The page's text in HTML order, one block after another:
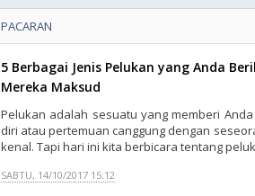
PACARAN
5 Berbagai Jenis Pelukan yang Anda
Mereka Maksud
Pelukan adalah sesuatu yang memberi
diri atau pertemuan canggung dengan
kenal. Tapi hari ini kita berbicara tentang
SABTU, 14/10/2017 15:12